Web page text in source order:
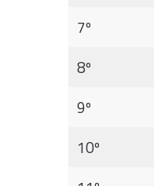
7º
8º
9º
10º